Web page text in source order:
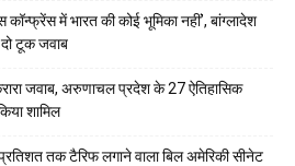
में भारत की कोई भूमिका नहीं’, बांग्लादेश
दो टूक जवाब
जवाब, अरुणाचल प्रदेश के 27 ऐतिहासिक
शामिल
तक टैरिफ लगाने वाला बिल अमेरिकी सीनेट